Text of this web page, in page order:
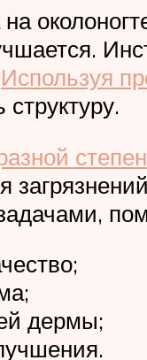
Используя
дермы;